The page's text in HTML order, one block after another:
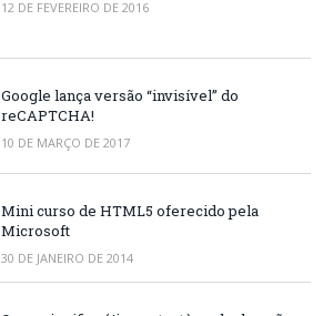
12 DE FEVEREIRO DE 2016
Google lança versão “invisível” do
reCAPTCHA!
10 DE MARÇO DE 2017
Mini curso de HTML5 oferecido pela
Microsoft
30 DE JANEIRO DE 2014